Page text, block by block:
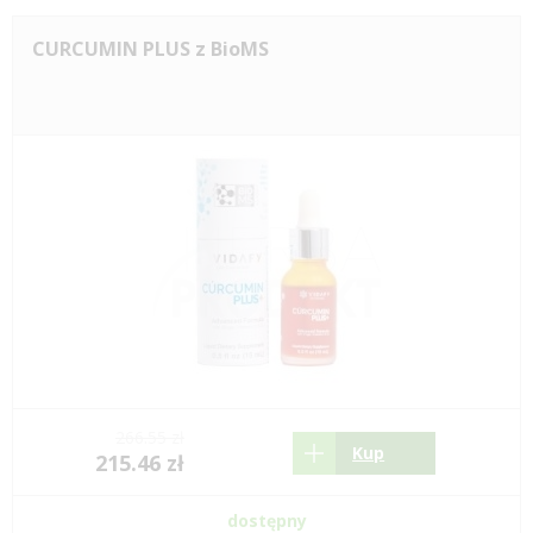
CURCUMIN PLUS z BioMS
215.46 zł Kup
dostępny